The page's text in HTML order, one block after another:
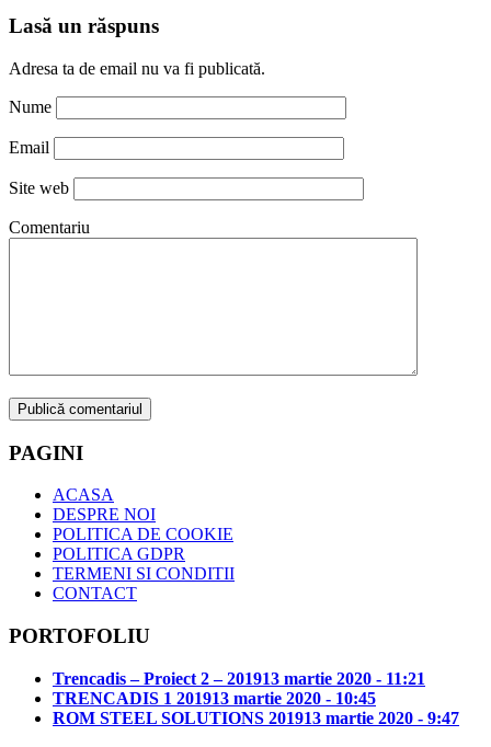
Lasă un răspuns
Adresa ta de email nu va fi publicată.
Nume
Email
Site web
Comentariu
PAGINI
ACASA
DESPRE NOI
POLITICA DE COOKIE
POLITICA GDPR
TERMENI SI CONDITII
CONTACT
PORTOFOLIU
Trencadis – Proiect 2 – 201913 martie 2020 - 11:21
TRENCADIS 1 201913 martie 2020 - 10:45
ROM STEEL SOLUTIONS 201913 martie 2020 - 9:47